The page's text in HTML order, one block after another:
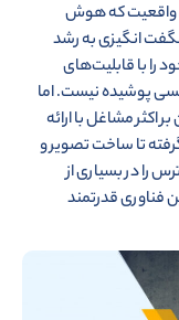
واقعیت که هوش
انگیزی به رشد
را با قابلیت‌های
پوشیده نیست. اما
مشاغل با ارائه
تا ساخت تصویر و
را در بسیاری از
فناوری قدرتمند